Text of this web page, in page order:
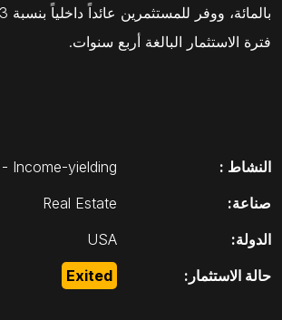
فترة الاستثمار البالغة أربع سنوات.
النشاط :
Income-yielding
صناعة:
Real Estate
الدولة:
USA
حالة الاستثمار:
Exited